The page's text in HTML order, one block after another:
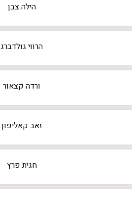
הילה צבן
הרווי גולדברג
ורדה קצאור
זאב קאליפון
חגית פרץ